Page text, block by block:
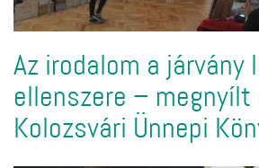
Az irodalom a járvány
ellenszere – megnyílt
Kolozsvári Ünnepi